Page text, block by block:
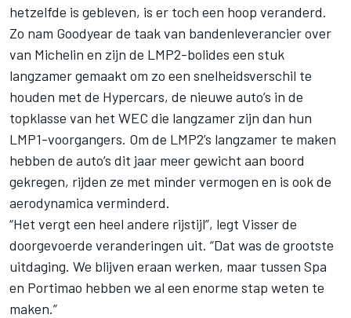
hetzelfde is gebleven, is er toch een hoop veranderd.
Zo nam Goodyear de taak van bandenleverancier over
van Michelin en zijn de LMP2-bolides een stuk
langzamer gemaakt om zo een snelheidsverschil te
houden met de Hypercars, de nieuwe auto’s in de
topklasse van het WEC die langzamer zijn dan hun
LMP1-voorgangers. Om de LMP2’s langzamer te maken
hebben de auto’s dit jaar meer gewicht aan boord
gekregen, rijden ze met minder vermogen en is ook de
aerodynamica verminderd.
“Het vergt een heel andere rijstijl”, legt Visser de
doorgevoerde veranderingen uit. “Dat was de grootste
uitdaging. We blijven eraan werken, maar tussen Spa
en Portimao hebben we al een enorme stap weten te
maken.”